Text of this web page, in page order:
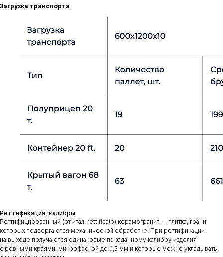
Загрузка транспорта
Реттификация, калибры
Реттифицированный (от итал. rettificato) керамогранит — плитка, грани
которых подвергаются механической обработке. При реттификации
на выходе получаются одинаковые по заданному калибру изделия
с ровными краями, микрофаской до 0,5 мм и которые можно укладывать